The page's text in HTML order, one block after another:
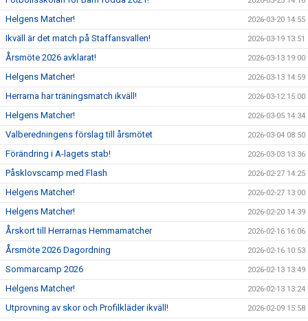
Helgens Matcher! 2026-03-20 14:55
Ikväll är det match på Staffansvallen! 2026-03-19 13:51
Årsmöte 2026 avklarat! 2026-03-13 19:00
Helgens Matcher! 2026-03-13 14:59
Herrarna har träningsmatch ikväll! 2026-03-12 15:00
Helgens Matcher! 2026-03-05 14:34
Valberedningens förslag till årsmötet 2026-03-04 08:50
Förändring i A-lagets stab! 2026-03-03 13:36
Påsklovscamp med Flash 2026-02-27 14:25
Helgens Matcher! 2026-02-27 13:00
Helgens Matcher! 2026-02-20 14:39
Årskort till Herrarnas Hemmamatcher 2026-02-16 16:06
Årsmöte 2026 Dagordning 2026-02-16 10:53
Sommarcamp 2026 2026-02-13 13:49
Helgens Matcher! 2026-02-13 13:24
Utprovning av skor och Profilkläder ikväll! 2026-02-09 15:58